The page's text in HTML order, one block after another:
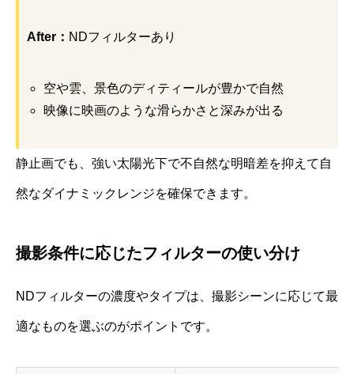
After： NDフィルターあり
空や雲、景色のディティールが豊かで自然
映像に映画のような滑らかさと深みが出る
静止画でも、強い太陽光下で不自然な明暗差を抑えて自
然なダイナミックレンジを確保できます。
撮影条件に応じたフィルターの使い分け
NDフィルターの濃度やタイプは、撮影シーンに応じて最
適なものを選ぶのがポイントです。